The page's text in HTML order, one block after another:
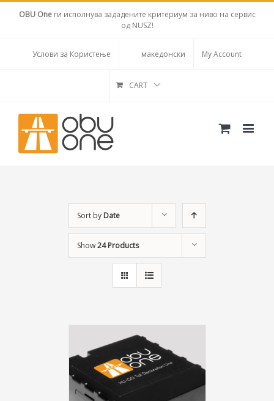
OBU Oneги исполнува зададените критериум за ниво на сервис
од NUSZ!
Услови за Користење македонски My Account
CART
Sort by Date
Show24 Products